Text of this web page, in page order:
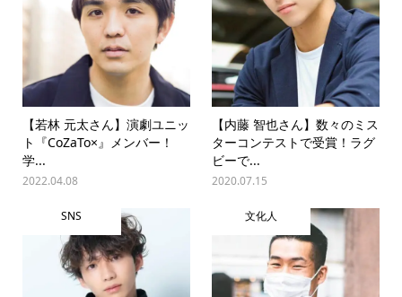
【若林 元太さん】演劇ユニッ
ト『CoZaTo×』メンバー！
学...
2022.04.08
【内藤 智也さん】数々のミス
ターコンテストで受賞！ラグ
ビーで...
2020.07.15
SNS 文化人